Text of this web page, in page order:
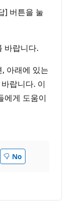
] 버튼을 눌
바랍니다.
아래에 있는
랍니다. 이
에게 도움이
No